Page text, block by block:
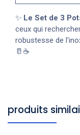
✨ Le Set de 3
ceux qui
robustesse de
🥛☕
produits